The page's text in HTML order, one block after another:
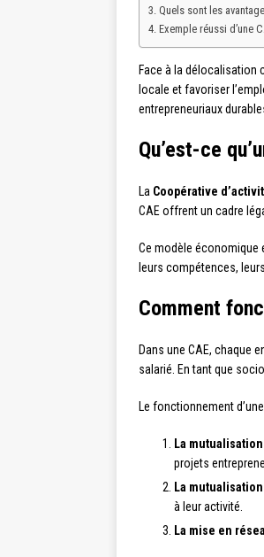
Quels sont les
Exemple réussi d’une
Face à la délocalisation
locale et favoriser
entrepreneuriaux
Qu’est-ce
La Coopérative
CAE offrent un cadre
Ce modèle économique
leurs compétences,
Comment
Dans une CAE, chaque
salarié. En tant que
Le fonctionnement
La
projets
La
à leur activité.
La mise en